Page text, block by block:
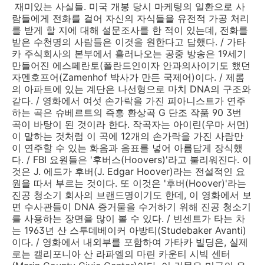
재미있는 사실들. 미국 개봉 당시 마케팅의 일환으로 사
람들에게 전화를 걸어 자신의 자식들을 유전적 가공 처리
를 받게 할 지에 대해 설문조사를 한 적이 있는데, 전화를
받은 수천명의 사람들은 이것을 원한다고 답했다. / 가타
카 주식회사의 본부에서 흘러나오는 공중 방송은 19세기
만들어진 에스페란토(폴란드인이자 안과의사이기도 했던
자멘호프어(Zamenhof 박사가 만든 국제어)이다. / 제롬
의 아파트에 있는 계단은 나선형으로 마치 DNA의 구조와
같다. / 영화에서 여섯 손가락을 가진 피아니스트가 연주
하는 곡은 슈베르트의 즉흥 환상곡 G 단조 작품 90 3번
곡이 바탕이 된 것이라 한다. 작곡자는 아이린(우마 서먼)
이 말하는 것처럼 이 곡에 12개의 손가락을 가진 사람만
이 연주할 수 있는 화음과 음표를 넣어 아름답게 장식했
다. / FBI 요원들은 '후버스(Hoovers)'라고 불리워진다. 이
것은 J. 에드가 후버(J. Edgar Hoover)라는 전설적인 요
원을 따서 부르는 것이다. 또 이것은 '후버(Hoover)'라는
진공 청소기 회사의 브랜드명이기도 한데, 이 영화에서 보
면 수사관들이 DNA 증거물을 수거하기 위해 진공 청소기
를 사용하는 장면을 많이 볼 수 있다. / 빈센트가 타는 차
는 1963년 산 스투데베이커 아방티(Studebaker Avanti)
이다. / 영화에서 내외부를 포함하여 가타카 빌딩은, 실제
로는 캘리포니아 산 라파엘의 마린 카운티 시빅 센터